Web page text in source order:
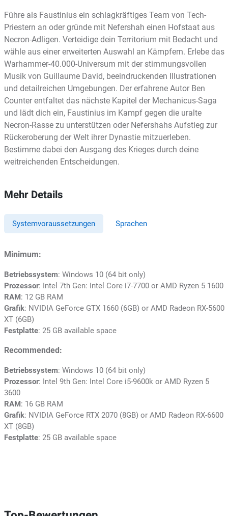
Führe als Faustinius ein schlagkräftiges Team von Tech-
Priestern an oder gründe mit Nefershah einen Hofstaat aus
Necron-Adligen. Verteidige dein Territorium mit Bedacht und
wähle aus einer erweiterten Auswahl an Kämpfern. Erlebe das
Warhammer-40.000-Universum mit der stimmungsvollen
Musik von Guillaume David, beeindruckenden Illustrationen
und detailreichen Umgebungen. Der erfahrene Autor Ben
Counter entfaltet das nächste Kapitel der Mechanicus-Saga
und lädt dich ein, Faustinius im Kampf gegen die uralte
Necron-Rasse zu unterstützen oder Nefershahs Aufstieg zur
Rückeroberung der Welt ihrer Dynastie mitzuerleben.
Bestimme dabei den Ausgang des Krieges durch deine
weitreichenden Entscheidungen.
Mehr Details
Systemvoraussetzungen Sprachen
Minimum:
Betriebssystem: Windows 10 (64 bit only)
Prozessor: Intel 7th Gen: Intel Core i7-7700 or AMD Ryzen 5 1600
RAM : 12 GB RAM
Grafik: NVIDIA GeForce GTX 1660 (6GB) or AMD Radeon RX-5600
XT (6GB)
Festplatte: 25 GB available space
Recommended:
Betriebssystem: Windows 10 (64 bit only)
Prozessor: Intel 9th Gen: Intel Core i5-9600k or AMD Ryzen 5
3600
RAM : 16 GB RAM
Grafik: NVIDIA GeForce RTX 2070 (8GB) or AMD Radeon RX-6600
XT (8GB)
Festplatte: 25 GB available space